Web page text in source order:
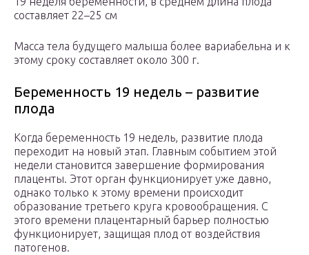
составляет 22–25 см
Масса тела будущего малыша более вариабельна и к
этому сроку составляет около 300 г.
Беременность 19 недель – развитие
плода
Когда беременность 19 недель, развитие плода
переходит на новый этап. Главным событием этой
недели становится завершение формирования
плаценты. Этот орган функционирует уже давно,
однако только к этому времени происходит
образование третьего круга кровообращения. С
этого времени плацентарный барьер полностью
функционирует, защищая плод от воздействия
патогенов.